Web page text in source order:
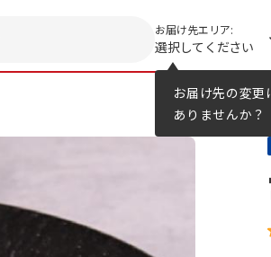
お届け先の変更
ありませんか？
お届け先エリア:
選択してください